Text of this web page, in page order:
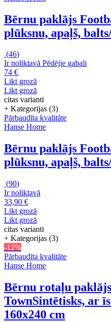
Bērnu paklājs
plūksnu, apaļš,
(46)
Ir noliktavā Pēdējie gabali
74 €
Likt grozā
Likt grozā
citas varianti
+ Kategorijas (3)
Pārbaudīta kvalitāte
Hanse Home
Bērnu paklājs
plūksnu, apaļš,
(90)
Ir noliktavā
33,90 €
Likt grozā
Likt grozā
citas varianti
+ Kategorijas (3)
-12%
Pārbaudīta kvalitāte
Hanse Home
Bērnu rotaļu
TownSintētisks, ar
160x240 cm